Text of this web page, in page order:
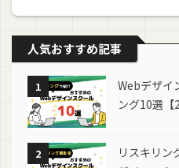
人気おすすめ記事
1
Webデザイ
ング10選【
2
リスキリン